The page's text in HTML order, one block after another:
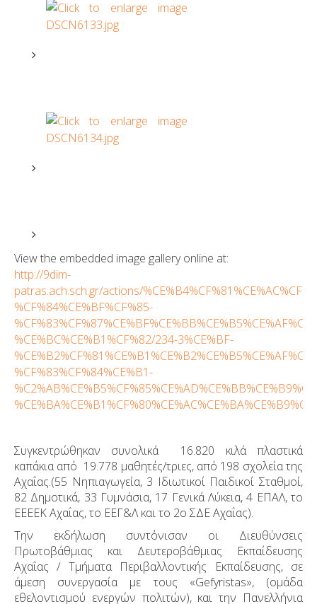
View the embedded image gallery online at:
http://9dim-
patras.ach.sch.gr/actions/
%CF%84%CE%BF%CF%85-
%CE%BC%CE%B1%CF%82/234-3%CE%BF-
%CF%83%CF%84%CE%B1-
Συγκεντρώθηκαν συνολικά 16.820 κιλά πλαστικά
καπάκια από 19.778 μαθητές/τριες, από 198 σχολεία της
Αχαΐας.(55 Νηπιαγωγεία, 3 Ιδιωτικοί Παιδικοί Σταθμοί,
82 Δημοτικά, 33 Γυμνάσια, 17 Γενικά Λύκεια, 4 ΕΠΑΛ, το
ΕΕΕΕΚ Αχαΐας, το ΕΕΓ&Λ και το 2ο ΣΔΕ Αχαΐας).
Την εκδήλωση συντόνισαν οι Διευθύνσεις
Πρωτοβάθμιας και Δευτεροβάθμιας Εκπαίδευσης
Αχαΐας / Τμήματα Περιβαλλοντικής Εκπαίδευσης, σε
άμεση συνεργασία με τους «Gefyristas», (ομάδα
εθελοντισμού ενεργών πολιτών), και την Πανελλήνια